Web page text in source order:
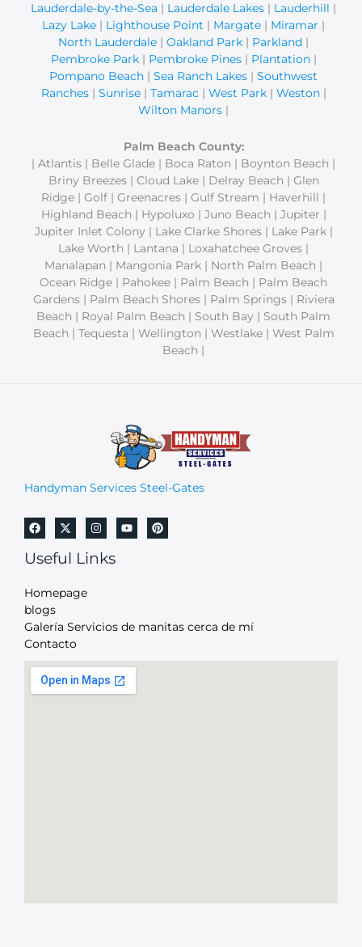
Lauderdale-by-the-Sea | Lauderdale Lakes | Lauderhill |
Lazy Lake | Lighthouse Point | Margate | Miramar |
North Lauderdale | Oakland Park | Parkland |
Pembroke Park| Pembroke Pines| Plantation|
Pompano Beach | Sea Ranch Lakes | Southwest
Ranches| Sunrise| Tamarac| West Park| Weston|
Wilton Manors |
Palm Beach County:
| Atlantis | Belle Glade | Boca Raton | Boynton Beach |
Briny Breezes | Cloud Lake | Delray Beach | Glen
Ridge | Golf | Greenacres | Gulf Stream | Haverhill |
Highland Beach | Hypoluxo | Juno Beach | Jupiter |
Jupiter Inlet Colony | Lake Clarke Shores | Lake Park |
Lake Worth | Lantana | Loxahatchee Groves |
Manalapan | Mangonia Park | North Palm Beach |
Ocean Ridge | Pahokee | Palm Beach | Palm Beach
Gardens | Palm Beach Shores | Palm Springs | Riviera
Beach | Royal Palm Beach | South Bay | South Palm
Beach | Tequesta | Wellington | Westlake | West Palm
Beach |
Handyman Services Steel-Gates
Useful Links
Homepage
blogs
Galería Servicios de manitas cerca de mí
Contacto